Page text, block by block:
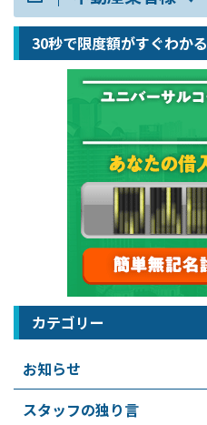
30秒で限度額がすぐわかる
カテゴリー
お知らせ
スタッフの独り言